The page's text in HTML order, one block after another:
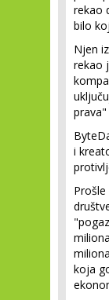
rekao
bilo
Njen
rekao
i
koja